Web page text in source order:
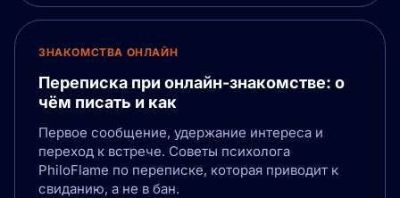
ЗНАКОМСТВА ОНЛАЙН
Переписка при онлайн-знакомстве: о
чём писать и как
Первое сообщение, удержание интереса и
переход к встрече. Советы психолога
PhiloFlame по переписке, которая приводит к
свиданию, а не в бан.